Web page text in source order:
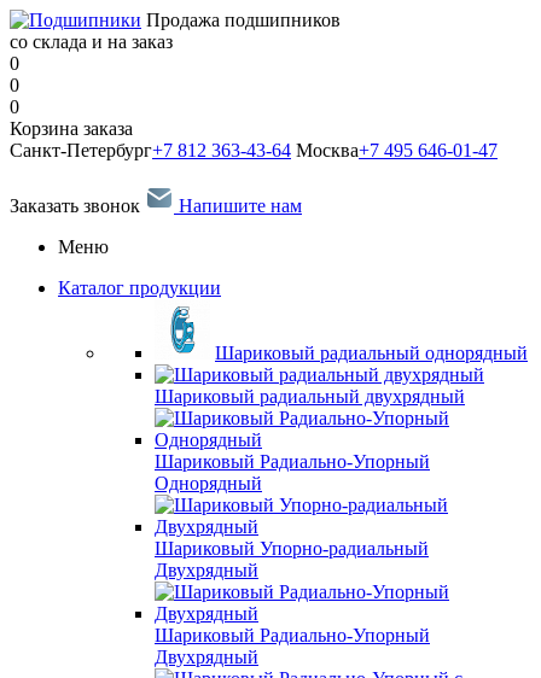
Продажа подшипников
со склада и на заказ
0
0
0
Корзина заказа
Санкт-Петербург+7 812 363-43-64 Москва+7 495 646-01-47
Заказать звонок
Напишите нам
Меню
Каталог продукции
Шариковый радиальный однорядный
Шариковый радиальный двухрядный
Шариковый Радиально-Упорный
Однорядный
Шариковый Упорно-радиальный
Двухрядный
Шариковый Радиально-Упорный
Двухрядный